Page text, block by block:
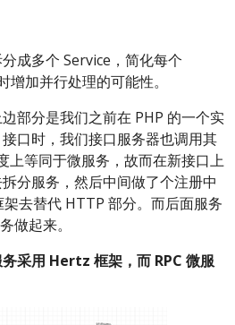
成多个 Service，简化每个
加并行处理的可能性。
部分是我们之前在 PHP 的一个实
口时，我们接口服务器也调用其
上等同于微服务，故而在新接口上
分服务，然后中间做了个注册中
去替代 HTTP 部分。而后面服务
做起来。
采用 Hertz 框架，而 RPC 微服